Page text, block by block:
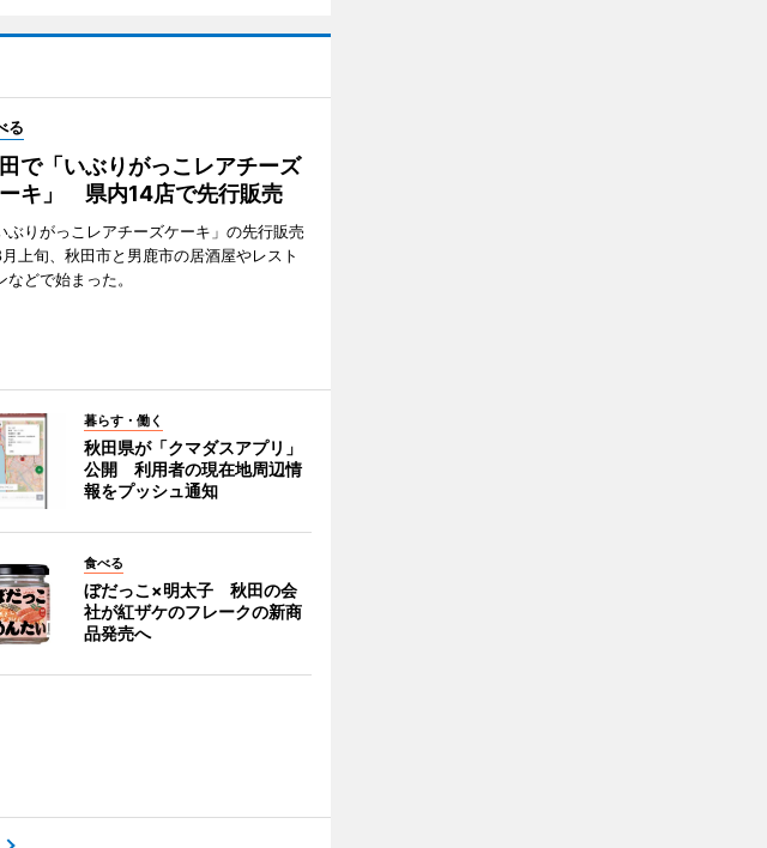
る
で「いぶりがっこレアチーズ
キ」 県内14店で先行販売
ぶりがっこレアチーズケーキ」の先行販売
上旬、秋田市と男鹿市の居酒屋やレスト
などで始まった。
暮らす・働く
秋田県が「クマダスアプリ」
公開 利用者の現在地周辺情
報をプッシュ通知
食べる
ぼだっこ×明太子 秋田の会
社が紅ザケのフレークの新商
品発売へ